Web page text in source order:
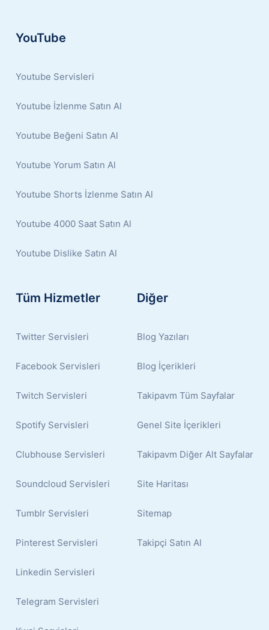
YouTube
Youtube Servisleri
Youtube İzlenme Satın Al
Youtube Beğeni Satın Al
Youtube Yorum Satın Al
Youtube Shorts İzlenme Satın Al
Youtube 4000 Saat Satın Al
Youtube Dislike Satın Al
Tüm Hizmetler
Twitter Servisleri
Facebook Servisleri
Twitch Servisleri
Spotify Servisleri
Clubhouse Servisleri
Soundcloud Servisleri
Tumblr Servisleri
Pinterest Servisleri
Linkedin Servisleri
Telegram Servisleri
Diğer
Blog Yazıları
Blog İçerikleri
Takipavm Tüm Sayfalar
Genel Site İçerikleri
Takipavm Diğer Alt Sayfalar
Site Haritası
Sitemap
Takipçi Satın Al